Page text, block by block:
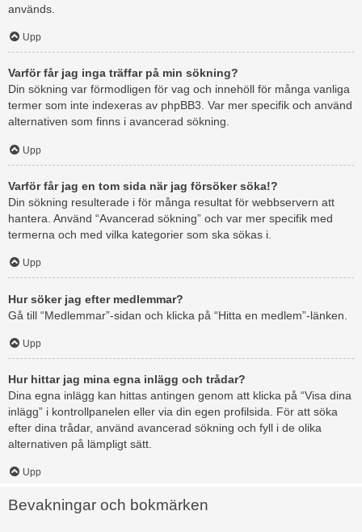
används.
Upp
Varför får jag inga träffar på min sökning?
Din sökning var förmodligen för vag och innehöll för många vanliga
termer som inte indexeras av phpBB3. Var mer specifik och använd
alternativen som finns i avancerad sökning.
Upp
Varför får jag en tom sida när jag försöker söka!?
Din sökning resulterade i för många resultat för webbservern att
hantera. Använd “Avancerad sökning” och var mer specifik med
termerna och med vilka kategorier som ska sökas i.
Upp
Hur söker jag efter medlemmar?
Gå till “Medlemmar”-sidan och klicka på “Hitta en medlem”-länken.
Upp
Hur hittar jag mina egna inlägg och trådar?
Dina egna inlägg kan hittas antingen genom att klicka på “Visa dina
inlägg” i kontrollpanelen eller via din egen profilsida. För att söka
efter dina trådar, använd avancerad sökning och fyll i de olika
alternativen på lämpligt sätt.
Upp
Bevakningar och bokmärken